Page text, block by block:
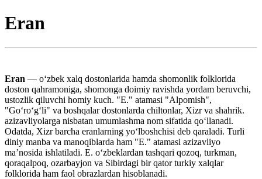
Eran
Eran — oʻzbek xalq dostonlarida hamda shomonlik folklorida
doston qahramoniga, shomonga doimiy ravishda yordam beruvchi,
ustozlik qiluvchi homiy kuch. "E." atamasi "Alpomish",
"Goʻroʻgʻli" va boshqalar dostonlarda chiltonlar, Xizr va shahrik.
azizavliyolarga nisbatan umumlashma nom sifatida qoʻllanadi.
Odatda, Xizr barcha eranlarning yoʻlboshchisi deb qaraladi. Turli
diniy manba va manoqiblarda ham "E." atamasi azizavliyo
maʼnosida ishlatiladi. E. oʻzbeklardan tashqari qozoq, turkman,
qoraqalpoq, ozarbayjon va Sibirdagi bir qator turkiy xalqlar
folklorida ham faol obrazlardan hisoblanadi.